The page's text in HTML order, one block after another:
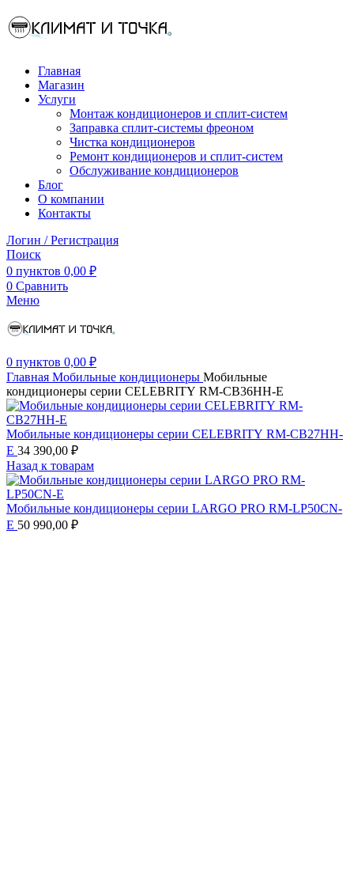
Главная
Магазин
Услуги
Монтаж кондиционеров и сплит-систем
Заправка сплит-системы фреоном
Чистка кондиционеров
Ремонт кондиционеров и сплит-систем
Обслуживание кондиционеров
Блог
О компании
Контакты
Логин / Регистрация
Поиск
0 пунктов 0,00 ₽
0 Сравнить
Меню
0 пунктов 0,00 ₽
Главная Мобильные кондиционеры Мобильные
кондиционеры серии CELEBRITY RM-СB36HH-E
Мобильные кондиционеры серии CELEBRITY RM-СB27HH-
E 34 390,00 ₽
Назад к товарам
Мобильные кондиционеры cерии LARGO PRO RM-LP50CN-
E 50 990,00 ₽